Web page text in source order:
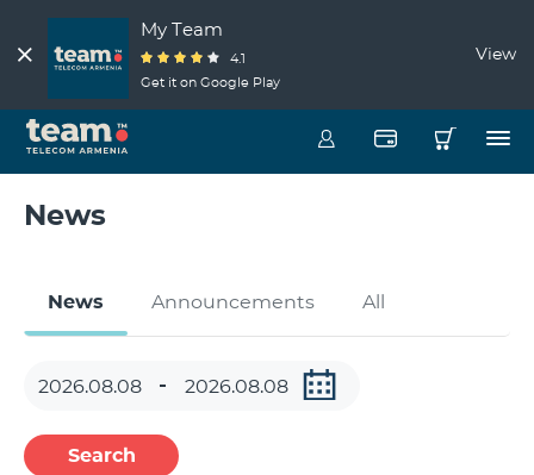
My Team
4.1
Get it on Google Play
View
News
News Announcements All
Search